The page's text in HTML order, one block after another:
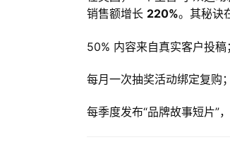
销售额增长 220%。其秘诀
50% 内容来自真实客户投稿；
每月一次抽奖活动绑定复购；
每季度发布“品牌故事短片”